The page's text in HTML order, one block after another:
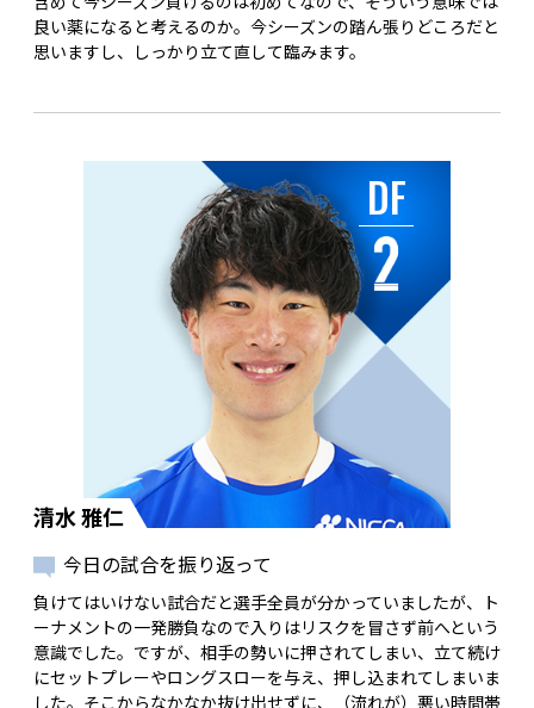
良い薬になると考えるのか。今シーズンの踏ん張りどころだと
思いますし、しっかり立て直して臨みます。
DF
清水 雅仁
今日の試合を振り返って
負けてはいけない試合だと選手全員が分かっていましたが、ト
ーナメントの一発勝負なので入りはリスクを冒さず前へという
意識でした。ですが、相手の勢いに押されてしまい、立て続け
にセットプレーやロングスローを与え、押し込まれてしまいま
した。そこからなかなか抜け出せずに、（流れが）悪い時間帯